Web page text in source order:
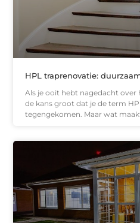
HPL traprenovatie:
Als je ooit hebt nagedacht over
de kans groot dat je de term
tegengekomen. Maar wat